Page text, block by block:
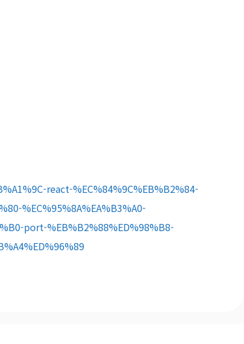
react-%EC%84%9C%EB%B2%84-
%EC%95%8A%EA%B3%A0-
port-%EB%B2%88%ED%98%B8-